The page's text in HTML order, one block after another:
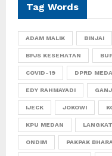
Tag Words
ADAM MALIK BINJAI
BPJS KESEHATAN
COVID-19 DPRD
EDY RAHMAYADI
IJECK JOKOWI
KPU MEDAN LANGKAT
ONDIM PAKPAK